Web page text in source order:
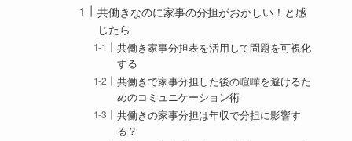
共働きなのに家事の分担がおかしい！と感
じたら
共働き家事分担表を活用して問題を可視化
する
共働きで家事分担した後の喧嘩を避けるた
めのコミュニケーション術
共働きの家事分担は年収で分担に影響す
る？